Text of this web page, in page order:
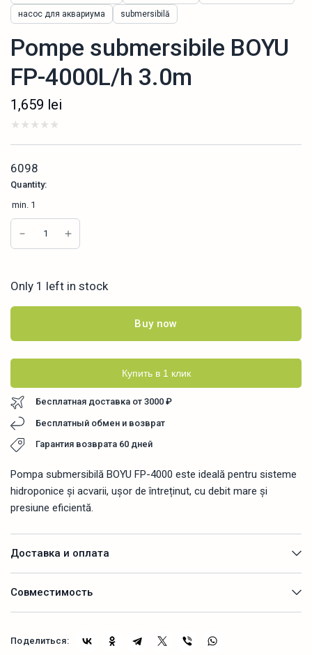
насос для аквариума
submersibilă
Pompe submersibile BOYU
FP-4000L/h 3.0m
1,659 lei
6098
Quantity:
min. 1
Only 1 left in stock
Buy now
Купить в 1 клик
Бесплатная доставка от 3000 ₽
Бесплатный обмен и возврат
Гарантия возврата 60 дней
Pompa submersibilă BOYU FP-4000 este ideală pentru sisteme
hidroponice și acvarii, ușor de întreținut, cu debit mare și
presiune eficientă.
Доставка и оплата
Совместимость
Поделиться: